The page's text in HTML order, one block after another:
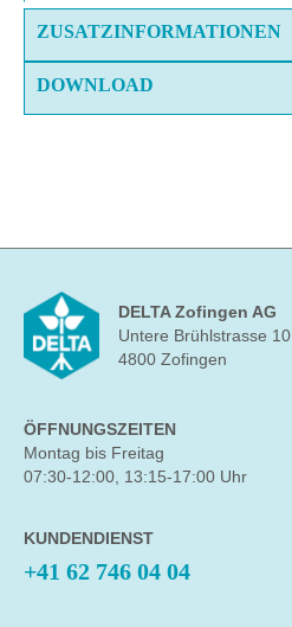
ZUSATZINFORMATIONEN
DOWNLOAD
DELTA Zofingen AG
Untere Brühlstrasse 10
4800 Zofingen
ÖFFNUNGSZEITEN
Montag bis Freitag
07:30-12:00, 13:15-17:00 Uhr
KUNDENDIENST
+41 62 746 04 04